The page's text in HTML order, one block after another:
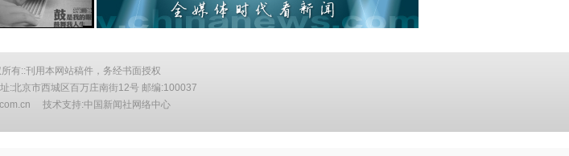
有::刊用本网站稿件，务经书面授权
:北京市西城区百万庄南街12号 邮编:100037
技术支持:中国新闻社网络中心